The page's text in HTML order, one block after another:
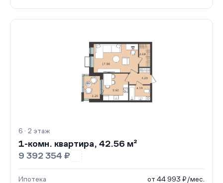
6 · 2 этаж
1-комн. квартира, 42.56 м²
9 392 354 ₽
Ипотека
от 44 993 ₽/мес.